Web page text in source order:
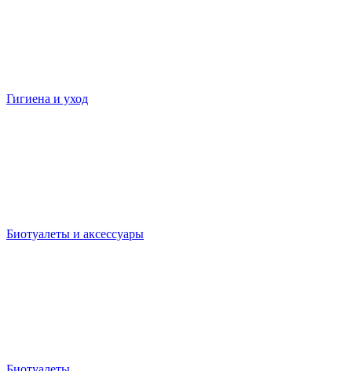
Гигиена и уход
Биотуалеты и аксессуары